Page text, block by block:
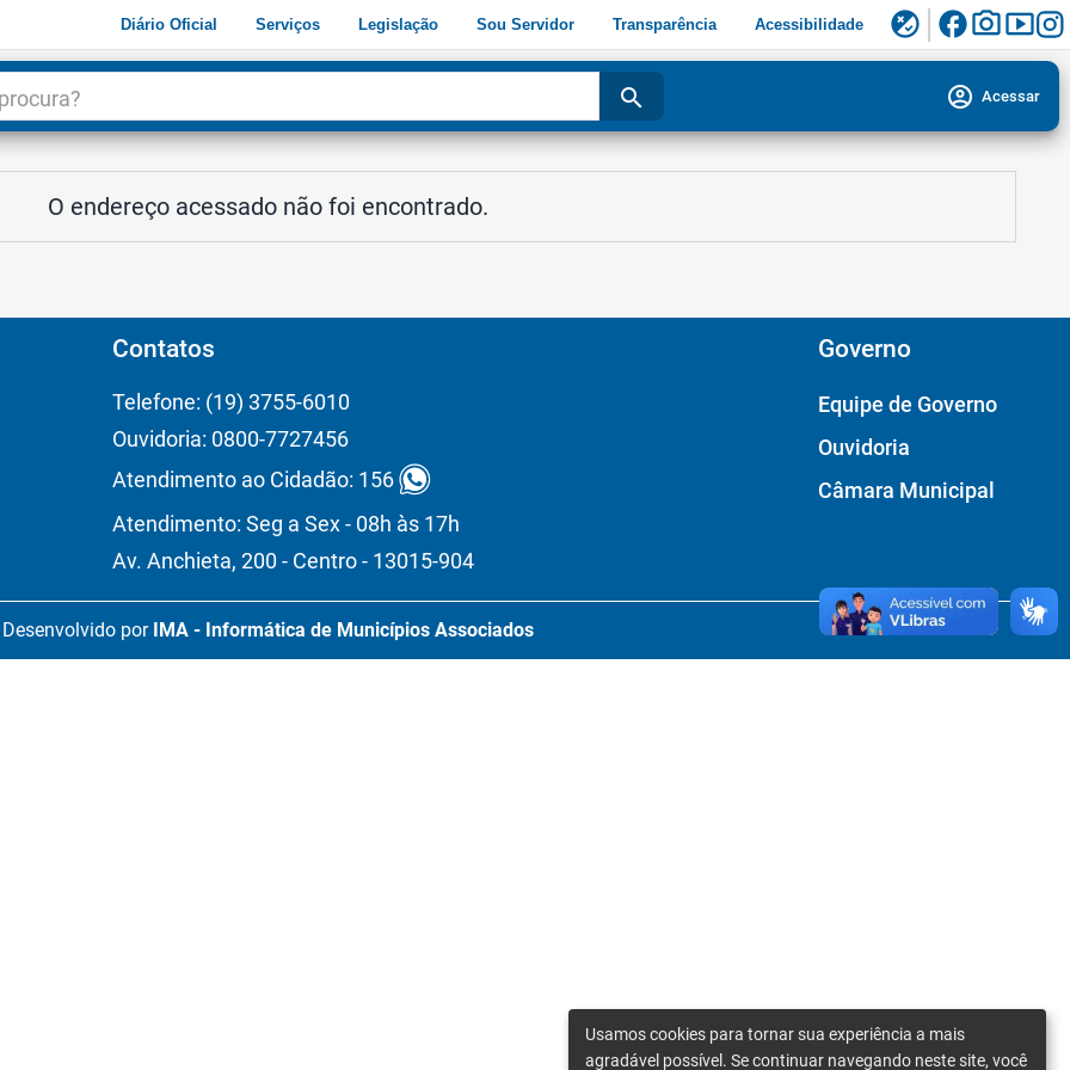
Diário Oficial Serviços Legislação Sou Servidor Transparência Acessibilidade flaky facebookphoto_camerasmart_display
search account_circle Acessar
O endereço acessado não foi encontrado.
Contatos
Telefone: (19) 3755-6010
Ouvidoria: 0800-7727456
Atendimento ao Cidadão: 156
Atendimento: Seg a Sex - 08h às 17h
Av. Anchieta, 200 - Centro - 13015-904
Governo
Equipe de Governo
Ouvidoria
Câmara Municipal
Desenvolvido por IMA - Informática de Municípios Associados
Usamos cookies para tornar sua experiência a mais
agradável possível. Se continuar navegando neste site, você